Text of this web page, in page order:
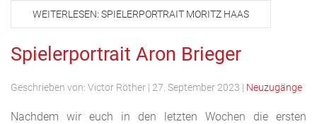
WEITERLESEN: SPIELERPORTRAIT MORITZ HAAS
Spielerportrait Aron Brieger
Geschrieben von: Victor Röther | 27. September 2023 | Neuzugänge
Nachdem wir euch in den letzten Wochen die ersten